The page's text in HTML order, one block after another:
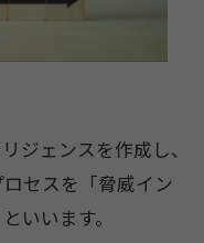
ジェンスを作成し、
セスを「脅威イン
いいます。